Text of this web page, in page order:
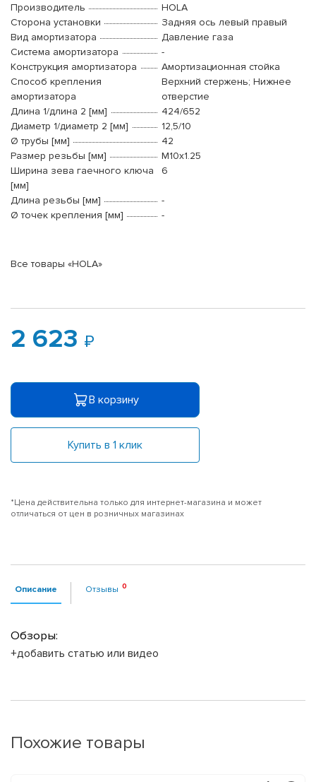
Производитель
HOLA
Сторона установки
Задняя ось левый правый
Вид амортизатора
Давление газа
Система амортизатора
-
Конструкция амортизатора
Амортизационная стойка
Способ крепления
амортизатора
Верхний стержень; Нижнее
отверстие
Длина 1/длина 2 [мм]
424/652
Диаметр 1/диаметр 2 [мм]
12,5/10
Ø трубы [мм]
42
Размер резьбы [мм]
M10x1.25
Ширина зева гаечного ключа
[мм]
6
Длина резьбы [мм]
-
Ø точек крепления [мм]
-
Все товары «HOLA»
2 623
В корзину
Купить в 1 клик
*Цена действительна только для интернет-магазина и может
отличаться от цен в розничных магазинах
Описание Отзывы
Обзоры:
+добавить статью или видео
Похожие товары